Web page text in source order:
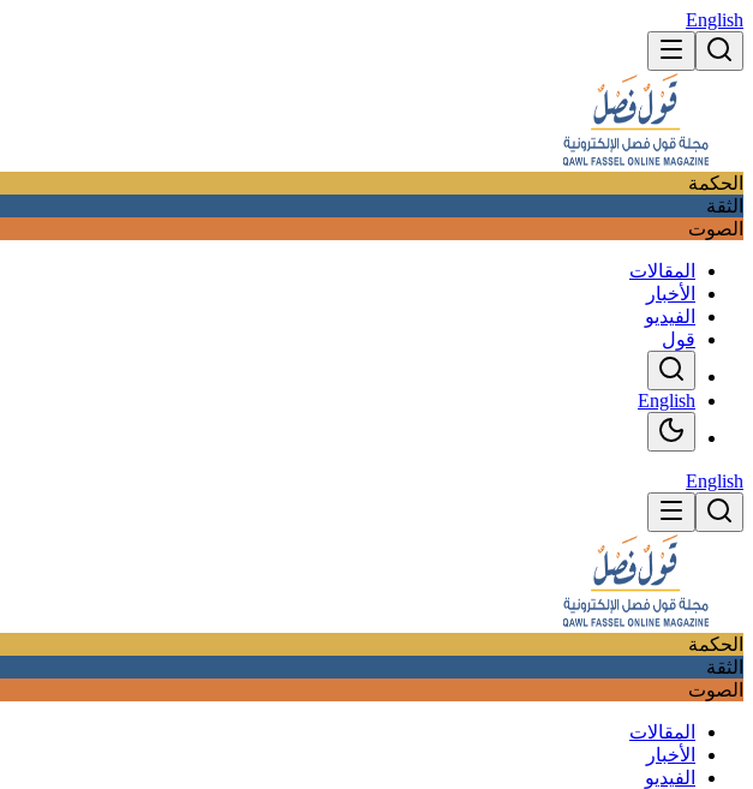
English
الحكمة
الثقة
الصوت
المقالات
الأخبار
الفيديو
قول
English
English
الحكمة
الثقة
الصوت
المقالات
الأخبار
الفيديو